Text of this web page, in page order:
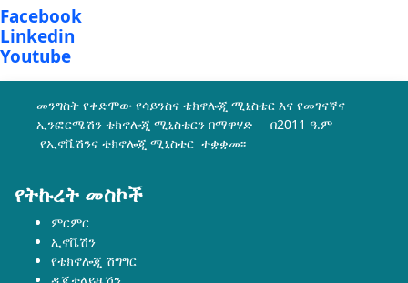
Linkedin
Youtube
መንግስት የቀድሞው የሳይንስና ቴክኖሎጂ ሚኒስቴር እና የመገናኛና
ኢንፎርሜሽን ቴክኖሎጂ ሚኒስቴርን በማዋሃድ በ2011 ዓ.ም
የኢኖቬሽንና ቴክኖሎጂ ሚኒስቴር ተቋቋመ፡፡
ምርምር
ኢኖቬሽን
የቴክኖሎጂ ሽግግር
ዲጂታላይዜሽን